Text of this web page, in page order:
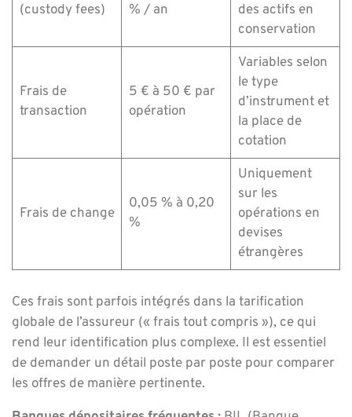
(custody fees)
% / an
des actifs en
conservation
Frais de
transaction
5 € à 50 € par
opération
Variables selon
le type
d’instrument et
la place de
cotation
Frais de change
0,05 % à 0,20
%
Uniquement
sur les
opérations en
devises
étrangères
Ces frais sont parfois intégrés dans la tarification
globale de l’assureur (« frais tout compris »), ce qui
rend leur identification plus complexe. Il est essentiel
de demander un détail poste par poste pour comparer
les offres de manière pertinente.